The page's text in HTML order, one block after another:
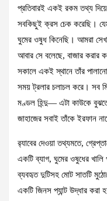
প্রতিবারই একই রকম তথ্য
সবকিছুই ক্রস চেক করেছি।
ঘুমের ওষুধ কিনেছি। আমরা
আবার সে বলেছে, বাজার করার
সকালে একই স্থানে তাঁর
সময় ট্রলার চলাচল করে। সব
মণ্ডল হিন্দু— এটা কাউকে
জাহাজের সবাই তাঁকে ইরফান
র‍্যাবের দেওয়া তথ্যমতে,
একটি ব্যাগ, ঘুমের ওষুধের
ব্যবহৃত দুটিসহ মোট সাতটি
একটি জিনস প্যান্ট উদ্ধার করা